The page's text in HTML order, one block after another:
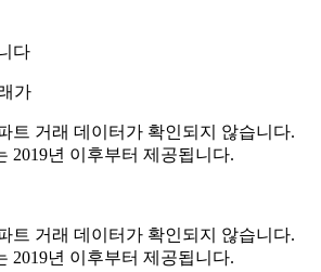
다
가
트 거래 데이터가 확인되지 않습니다.
2019년 이후부터 제공됩니다.
트 거래 데이터가 확인되지 않습니다.
2019년 이후부터 제공됩니다.